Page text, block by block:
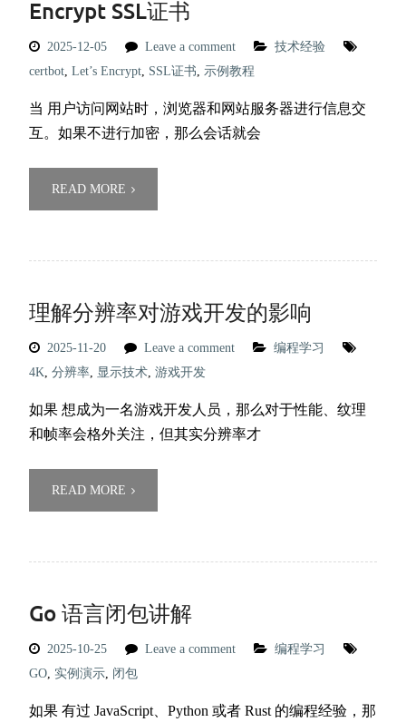
Encrypt SSL证书
2025-12-05 Leave a comment
技术经验
certbot, Let’s Encrypt, SSL证书, 示例教程
当 用户访问网站时，浏览器和网站服务器进行信息交
互。如果不进行加密，那么会话就会
READ MORE
理解分辨率对游戏开发的影响
2025-11-20 Leave a comment
编程学习
4K, 分辨率, 显示技术, 游戏开发
如果 想成为一名游戏开发人员，那么对于性能、纹理
和帧率会格外关注，但其实分辨率才
READ MORE
Go 语言闭包讲解
2025-10-25 Leave a comment
编程学习
GO, 实例演示, 闭包
如果 有过 JavaScript、Python 或者 Rust 的编程经验，那